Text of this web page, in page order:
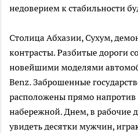
недоверием к стабильности
Столица Абхазии, Сухум,
контрасты. Разбитые дороги
новейшими моделями
Benz. Заброшенные
расположены прямо
набережной. Днем, в рабочие
увидеть десятки мужчин,